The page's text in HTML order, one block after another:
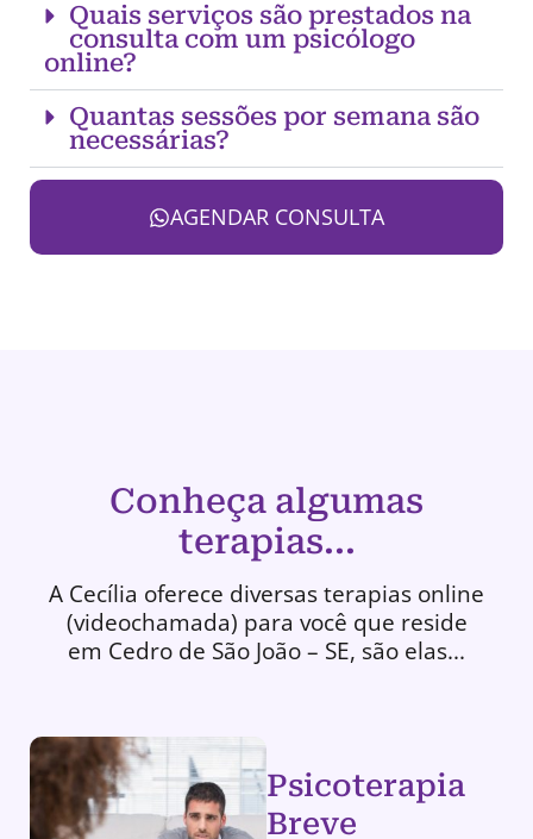
Quais serviços são prestados na
consulta com um psicólogo
online?
Quantas sessões por semana são
necessárias?
AGENDAR CONSULTA
Conheça algumas
terapias...
A Cecília oferece diversas terapias online
(videochamada) para você que reside
em Cedro de São João – SE, são elas...
Psicoterapia
Breve